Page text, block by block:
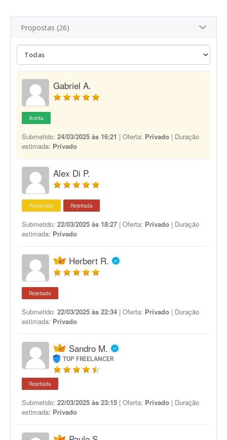
Propostas (26)
Gabriel A.
Aceita
Submetido: 24/03/2025 às 16:21 | Oferta: Privado | Duração
estimada: Privado
Alex Di P.
Promovida Rejeitada
Submetido: 22/03/2025 às 18:27 | Oferta: Privado | Duração
estimada: Privado
Herbert R.
Rejeitada
Submetido: 22/03/2025 às 22:34 | Oferta: Privado | Duração
estimada: Privado
Sandro M.
TOP FREELANCER
Rejeitada
Submetido: 22/03/2025 às 23:15 | Oferta: Privado | Duração
estimada: Privado